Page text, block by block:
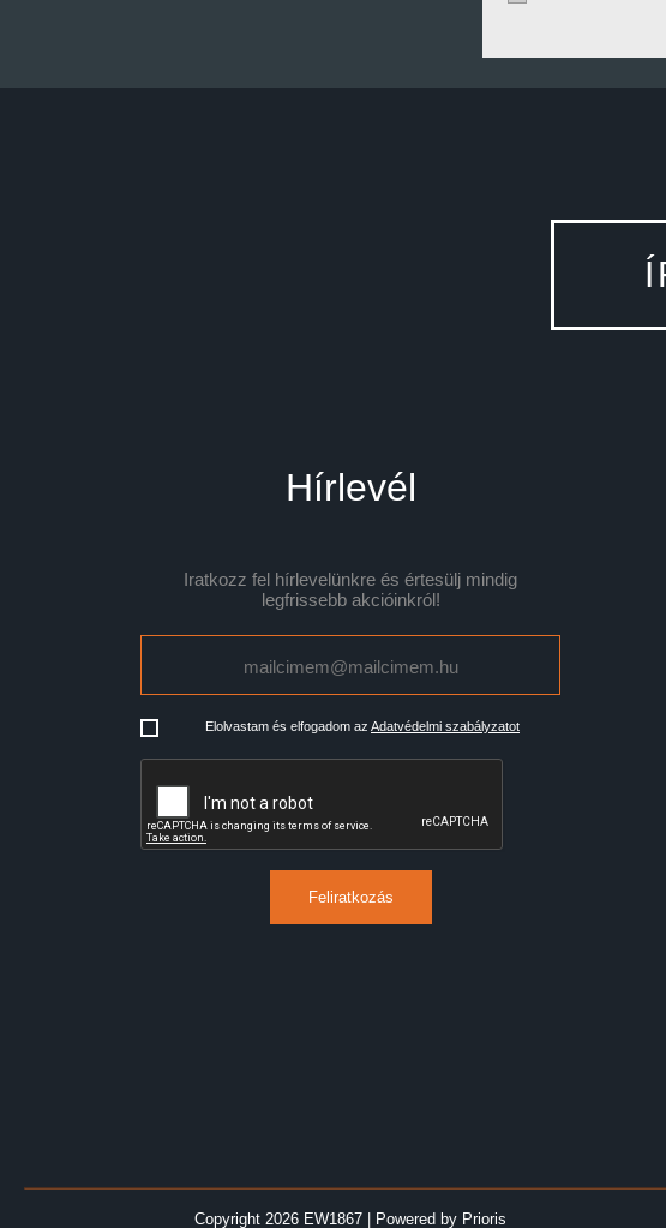
Hírlevél
Iratkozz fel hírlevelünkre és értesülj mindig
legfrissebb akcióinkról!
Elolvastam és elfogadom az Adatvédelmi szabályzatot
Feliratkozás
Copyright 2026 EW1867 Powered by Prioris